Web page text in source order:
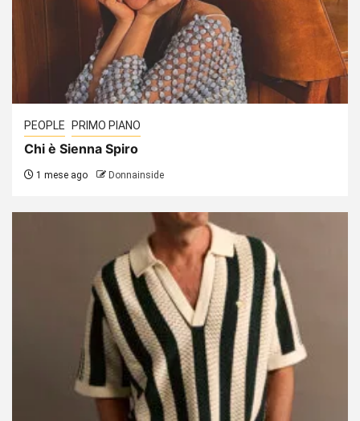
PEOPLE PRIMO PIANO
Chi è Sienna Spiro
1 mese ago Donnainside